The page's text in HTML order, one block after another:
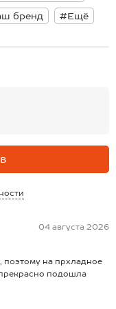
рукава внешняя:84
бренд #Ещё
04 августа 2026
поэтому на прхладное
подошла